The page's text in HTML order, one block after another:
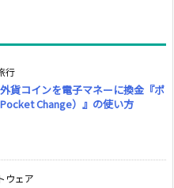
行
貨コインを電子マネーに換金『ポ
Change）』の使い方
ウェア